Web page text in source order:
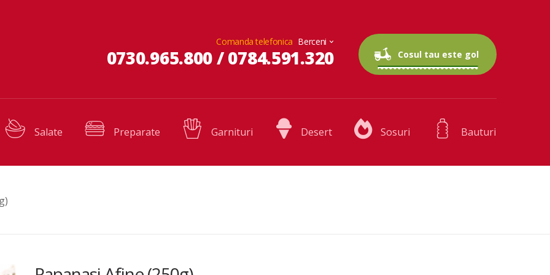
Comanda telefonica
0730.965.800 / 0784.591.320 Cosul tau este gol
0 articole 0.00 lei
Salate Preparate Garnituri Desert Sosuri Bauturi